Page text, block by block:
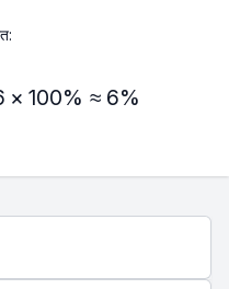
× 100\% ≈
× 100% ≈ 6%